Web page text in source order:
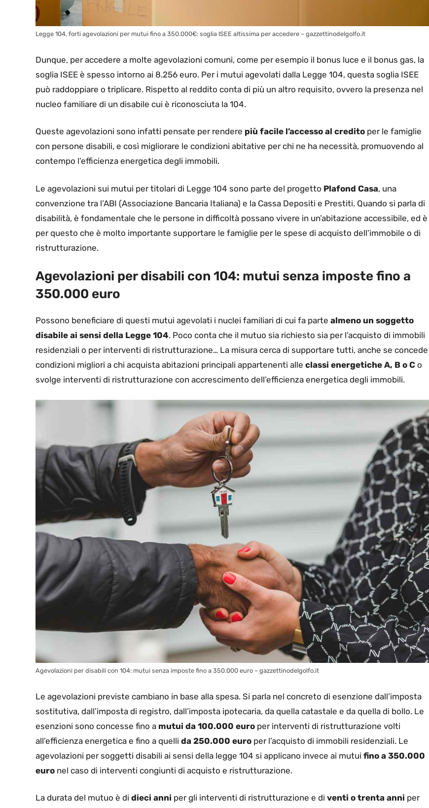
Legge 104, forti agevolazioni per mutui fino a 350.000€: soglia ISEE altissima per accedere – gazzettinodelgolfo.it
Dunque, per accedere a molte agevolazioni comuni, come per esempio il bonus luce e il bonus gas, la
soglia ISEE è spesso intorno ai 8.256 euro. Per i mutui agevolati dalla Legge 104, questa soglia ISEE
può raddoppiare o triplicare. Rispetto al reddito conta di più un altro requisito, ovvero la presenza nel
nucleo familiare di un disabile cui è riconosciuta la 104.
Queste agevolazioni sono infatti pensate per rendere più facile l’accesso al credito per le famiglie
con persone disabili, e così migliorare le condizioni abitative per chi ne ha necessità, promuovendo al
contempo l’efficienza energetica degli immobili.
Le agevolazioni sui mutui per titolari di Legge 104 sono parte del progetto Plafond Casa, una
convenzione tra l’ABI (Associazione Bancaria Italiana) e la Cassa Depositi e Prestiti. Quando si parla di
disabilità, è fondamentale che le persone in difficoltà possano vivere in un’abitazione accessibile, ed è
per questo che è molto importante supportare le famiglie per le spese di acquisto dell’immobile o di
ristrutturazione.
Agevolazioni per disabili con 104: mutui senza imposte fino a
350.000 euro
Possono beneficiare di questi mutui agevolati i nuclei familiari di cui fa parte almeno un soggetto
disabile ai sensi della Legge 104. Poco conta che il mutuo sia richiesto sia per l’acquisto di immobili
residenziali o per interventi di ristrutturazione… La misura cerca di supportare tutti, anche se concede
condizioni migliori a chi acquista abitazioni principali appartenenti alle classi energetiche A, B o C o
svolge interventi di ristrutturazione con accrescimento dell’efficienza energetica degli immobili.
Agevolazioni per disabili con 104: mutui senza imposte fino a 350.000 euro – gazzettinodelgolfo.it
Le agevolazioni previste cambiano in base alla spesa. Si parla nel concreto di esenzione dall’imposta
sostitutiva, dall’imposta di registro, dall’imposta ipotecaria, da quella catastale e da quella di bollo. Le
esenzioni sono concesse fino a mutui da 100.000 euro per interventi di ristrutturazione volti
all’efficienza energetica e fino a quelli da 250.000 euro per l’acquisto di immobili residenziali. Le
agevolazioni per soggetti disabili ai sensi della legge 104 si applicano invece ai mutui fino a 350.000
euro nel caso di interventi congiunti di acquisto e ristrutturazione.
La durata del mutuo è di dieci anni per gli interventi di ristrutturazione e di venti o trenta anni per